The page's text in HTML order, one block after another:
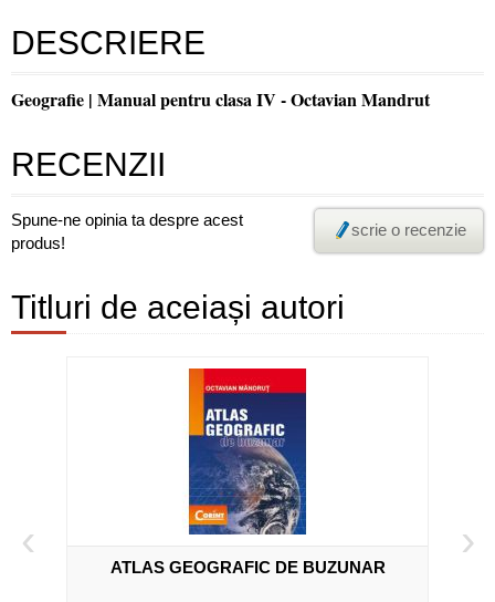
DESCRIERE
Geografie | Manual pentru clasa IV - Octavian Mandrut
RECENZII
Spune-ne opinia ta despre acest
produs!
scrie o recenzie
Titluri de aceiași autori
‹
ATLAS GEOGRAFIC DE BUZUNAR
›